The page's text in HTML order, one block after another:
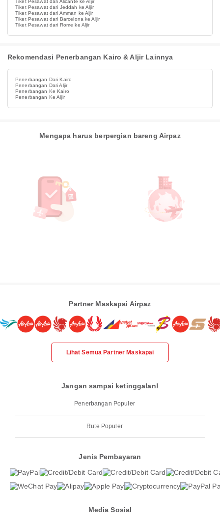
Tiket Pesawat dari Alicante ke Aljir
Tiket Pesawat dari Jeddah ke Aljir
Tiket Pesawat dari Amman ke Aljir
Tiket Pesawat dari Barcelona ke Aljir
Tiket Pesawat dari Rome ke Aljir
Rekomendasi Penerbangan Kairo & Aljir Lainnya
Penerbangan Dari Kairo
Penerbangan Dari Aljir
Penerbangan Ke Kairo
Penerbangan Ke Aljir
Mengapa harus berpergian bareng Airpaz
Partner Maskapai Airpaz
Lihat Semua Partner Maskapai
Jangan sampai ketinggalan!
Penerbangan Populer
Rute Populer
Jenis Pembayaran
Media Sosial